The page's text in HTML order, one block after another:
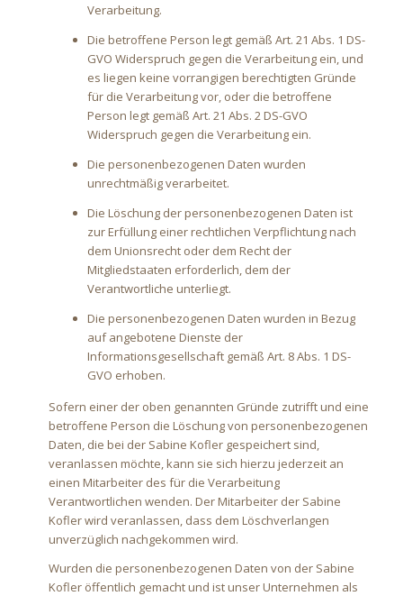
Verarbeitung.
Die betroffene Person legt gemäß Art. 21 Abs. 1 DS-
GVO Widerspruch gegen die Verarbeitung ein, und
es liegen keine vorrangigen berechtigten Gründe
für die Verarbeitung vor, oder die betroffene
Person legt gemäß Art. 21 Abs. 2 DS-GVO
Widerspruch gegen die Verarbeitung ein.
Die personenbezogenen Daten wurden
unrechtmäßig verarbeitet.
Die Löschung der personenbezogenen Daten ist
zur Erfüllung einer rechtlichen Verpflichtung nach
dem Unionsrecht oder dem Recht der
Mitgliedstaaten erforderlich, dem der
Verantwortliche unterliegt.
Die personenbezogenen Daten wurden in Bezug
auf angebotene Dienste der
Informationsgesellschaft gemäß Art. 8 Abs. 1 DS-
GVO erhoben.
Sofern einer der oben genannten Gründe zutrifft und eine
betroffene Person die Löschung von personenbezogenen
Daten, die bei der Sabine Kofler gespeichert sind,
veranlassen möchte, kann sie sich hierzu jederzeit an
einen Mitarbeiter des für die Verarbeitung
Verantwortlichen wenden. Der Mitarbeiter der Sabine
Kofler wird veranlassen, dass dem Löschverlangen
unverzüglich nachgekommen wird.
Wurden die personenbezogenen Daten von der Sabine
Kofler öffentlich gemacht und ist unser Unternehmen als